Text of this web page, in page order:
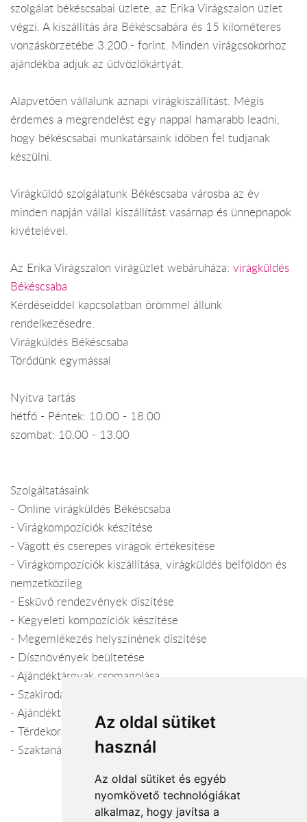
Az oldal sütiket
használ
Az oldal sütiket és egyéb
nyomkövető technológiákat
alkalmaz, hogy javítsa a
szolgálat békéscsabai üzlete, az Erika Virágszalon üzlet
végzi. A kiszállítás ára Békéscsabára és 15 kilométeres
vonzáskörzetébe 3.200.- forint. Minden virágcsokorhoz
ajándékba adjuk az üdvözlőkártyát.
Alapvetően vállalunk aznapi virágkiszállítást. Mégis
érdemes a megrendelést egy nappal hamarabb leadni,
hogy békéscsabai munkatársaink időben fel tudjanak
készülni.
Virágküldő szolgálatunk Békéscsaba városba az év
minden napján vállal kiszállítást vasárnap és ünnepnapok
kivételével.
Az Erika Virágszalon virágüzlet webáruháza: virágküldés
Békéscsaba
Kérdéseiddel kapcsolatban örömmel állunk
rendelkezésedre.
Virágküldés Békéscsaba
Törődünk egymással
Nyitva tartás
hétfő - Péntek: 10.00 - 18.00
szombat: 10.00 - 13.00
Szolgáltatásaink
- Online virágküldés Békéscsaba
- Virágkompozíciók készítése
- Vágott és cserepes virágok értékesítése
- Virágkompozíciók kiszállítása, virágküldés belföldön és
nemzetközileg
- Esküvő rendezvények díszítése
- Kegyeleti kompozíciók készítése
- Megemlékezés helyszínének díszítése
- Dísznövények beültetése
- Ajándéktárgyak csomagolása
- Szakirodalom értékesítése
- Ajándéktárgyak, kiegészítők forgalmazása
- Térdekoráció
- Szaktanácsadás